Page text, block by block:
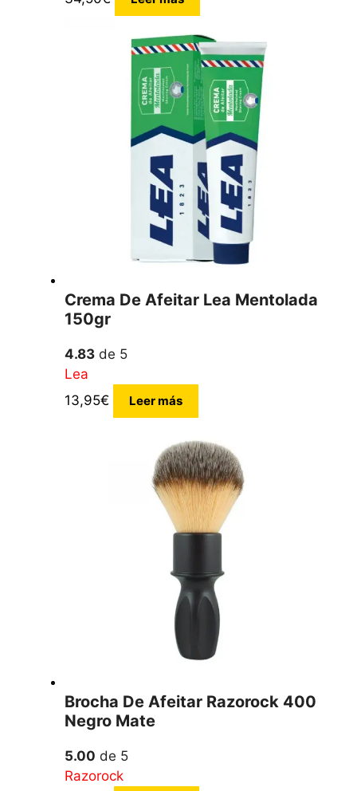
Crema De Afeitar Lea Mentolada
150gr
4.83 de 5
Lea
13,95€ Leer más
Brocha De Afeitar Razorock 400
Negro Mate
5.00 de 5
Razorock